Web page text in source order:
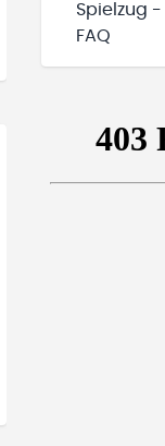
Spielzug
FAQ